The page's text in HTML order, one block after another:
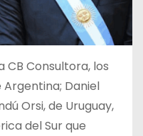
Consultora, los
Daniel
Orsi, de Uruguay,
del Sur que